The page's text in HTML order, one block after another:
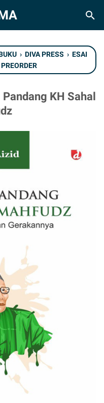
› DIVA PRESS › ESAI
PREORDER
KH Sahal